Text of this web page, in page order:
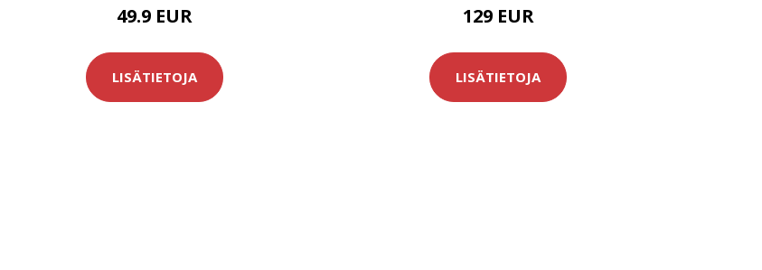
49.9 EUR
LISÄTIETOJA
129 EUR
LISÄTIETOJA